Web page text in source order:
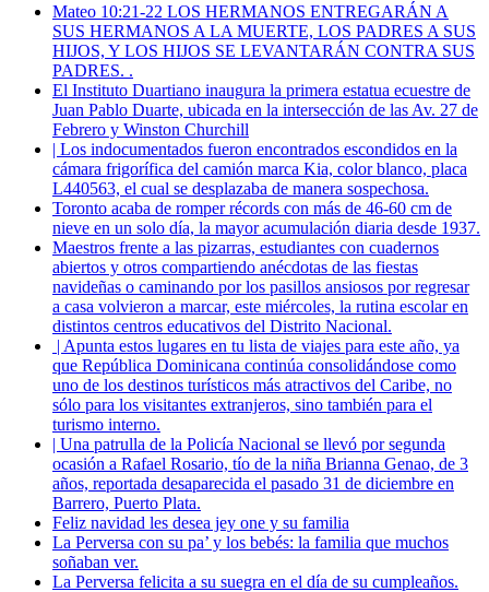
Mateo 10:21-22 LOS HERMANOS ENTREGARÁN A
SUS HERMANOS A LA MUERTE, LOS PADRES A SUS
HIJOS, Y LOS HIJOS SE LEVANTARÁN CONTRA SUS
PADRES. .
El Instituto Duartiano inaugura la primera estatua ecuestre de
Juan Pablo Duarte, ubicada en la intersección de las Av. 27 de
Febrero y Winston Churchill
| Los indocumentados fueron encontrados escondidos en la
cámara frigorífica del camión marca Kia, color blanco, placa
L440563, el cual se desplazaba de manera sospechosa.
Toronto acaba de romper récords con más de 46-60 cm de
nieve en un solo día, la mayor acumulación diaria desde 1937.
Maestros frente a las pizarras, estudiantes con cuadernos
abiertos y otros compartiendo anécdotas de las fiestas
navideñas o caminando por los pasillos ansiosos por regresar
a casa volvieron a marcar, este miércoles, la rutina escolar en
distintos centros educativos del Distrito Nacional.
| Apunta estos lugares en tu lista de viajes para este año, ya
que República Dominicana continúa consolidándose como
uno de los destinos turísticos más atractivos del Caribe, no
sólo para los visitantes extranjeros, sino también para el
turismo interno.
| Una patrulla de la Policía Nacional se llevó por segunda
ocasión a Rafael Rosario, tío de la niña Brianna Genao, de 3
años, reportada desaparecida el pasado 31 de diciembre en
Barrero, Puerto Plata.
Feliz navidad les desea jey one y su familia
La Perversa con su pa’ y los bebés: la familia que muchos
soñaban ver.
La Perversa felicita a su suegra en el día de su cumpleaños.